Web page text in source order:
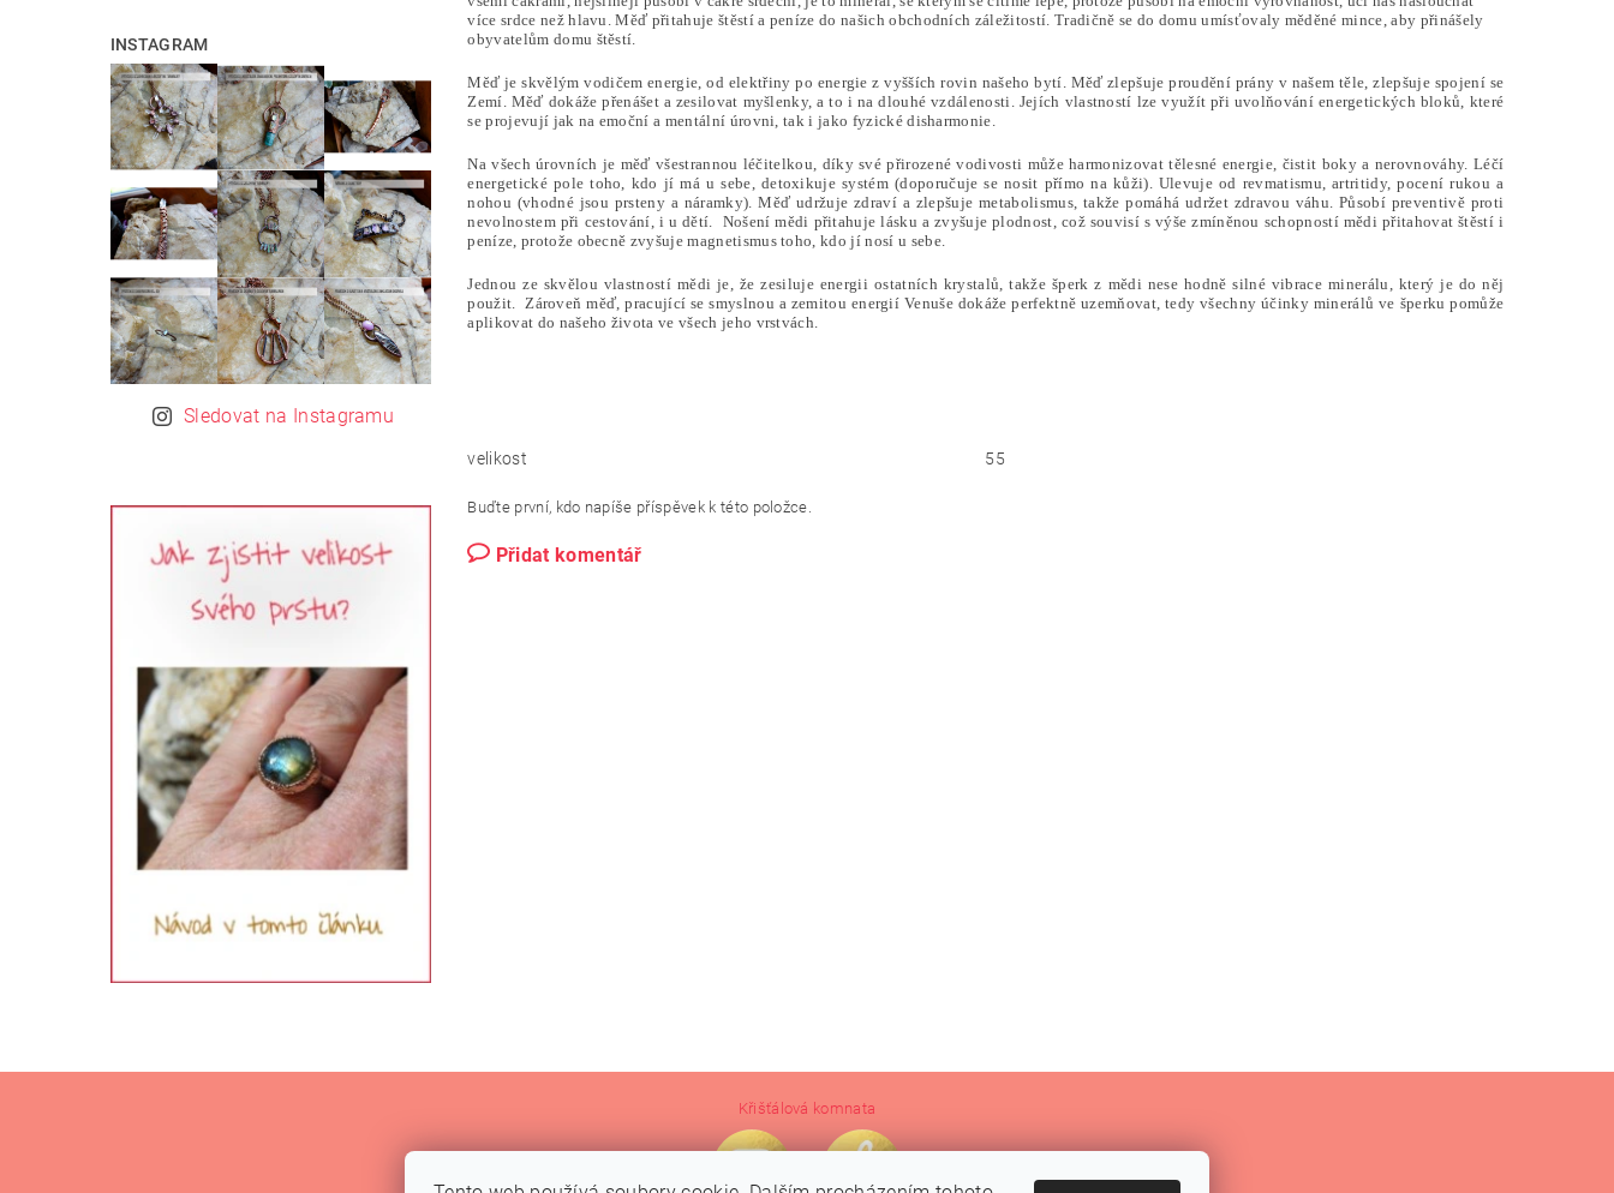
INSTAGRAM
Sledovat na Instagramu
více srdce než hlavu. Měď přitahuje štěstí a peníze do našich obchodních záležitostí. Tradičně se do domu umísťovaly měděné mince, aby přinášely
obyvatelům domu štěstí.
Měď je skvělým vodičem energie, od elektřiny po energie z vyšších rovin našeho bytí. Měď zlepšuje proudění prány v našem těle, zlepšuje spojení se
Zemí. Měď dokáže přenášet a zesilovat myšlenky, a to i na dlouhé vzdálenosti. Jejích vlastností lze využít při uvolňování energetických bloků, které
se projevují jak na emoční a mentální úrovni, tak i jako fyzické disharmonie.
Na všech úrovních je měď všestrannou léčitelkou, díky své přirozené vodivosti může harmonizovat tělesné energie, čistit boky a nerovnováhy. Léčí
energetické pole toho, kdo jí má u sebe, detoxikuje systém (doporučuje se nosit přímo na kůži). Ulevuje od revmatismu, artritidy, pocení rukou a
nohou (vhodné jsou prsteny a náramky). Měď udržuje zdraví a zlepšuje metabolismus, takže pomáhá udržet zdravou váhu. Působí preventivě proti
nevolnostem při cestování, i u dětí. Nošení mědi přitahuje lásku a zvyšuje plodnost, což souvisí s výše zmíněnou schopností mědi přitahovat štěstí i
peníze, protože obecně zvyšuje magnetismus toho, kdo jí nosí u sebe.
Jednou ze skvělou vlastností mědi je, že zesiluje energii ostatních krystalů, takže šperk z mědi nese hodně silné vibrace minerálu, který je do něj
použit. Zároveň měď, pracující se smyslnou a zemitou energií Venuše dokáže perfektně uzemňovat, tedy všechny účinky minerálů ve šperku pomůže
aplikovat do našeho života ve všech jeho vrstvách.
velikost 55
Buďte první, kdo napíše příspěvek k této položce.
Přidat komentář
Křišťálová komnata